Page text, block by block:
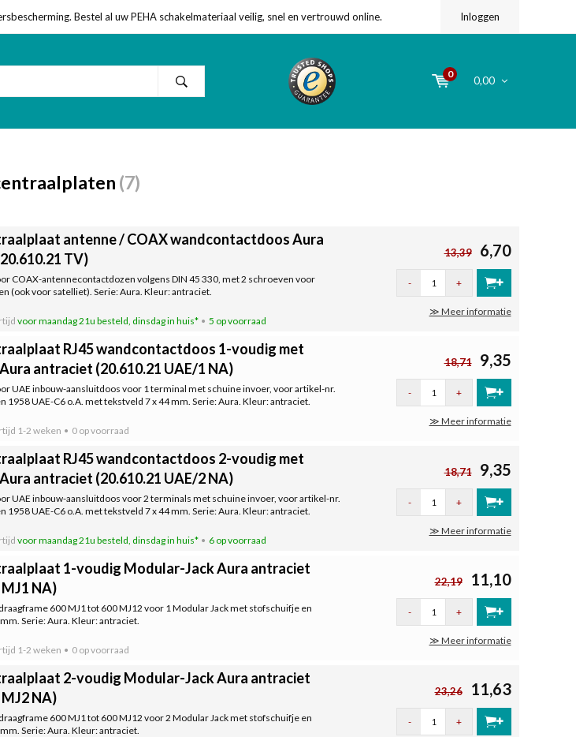
Bestel al uw PEHA schakelmateriaal veilig, snel en vertrouwd online. Inloggen
0
0,00
(7)
antenne / COAX wandcontactdoos Aura
TV)
COAX-antennecontactdozen volgens DIN 45 330, met 2 schroeven voor
(ook voor satelliet). Serie: Aura. Kleur: antraciet.
voor maandag 21u besteld, dinsdag in huis* 5 op voorraad
13,39 6,70
- +
≫ Meer informatie
RJ45 wandcontactdoos 1-voudig met
antraciet (20.610.21 UAE/1 NA)
UAE inbouw-aansluitdoos voor 1 terminal met schuine invoer, voor artikel-nr.
1958 UAE-C6 o.A. met tekstveld 7 x 44 mm. Serie: Aura. Kleur: antraciet.
1-2 weken 0 op voorraad
18,71 9,35
- +
≫ Meer informatie
RJ45 wandcontactdoos 2-voudig met
antraciet (20.610.21 UAE/2 NA)
UAE inbouw-aansluitdoos voor 2 terminals met schuine invoer, voor artikel-nr.
1958 UAE-C6 o.A. met tekstveld 7 x 44 mm. Serie: Aura. Kleur: antraciet.
voor maandag 21u besteld, dinsdag in huis* 6 op voorraad
18,71 9,35
- +
≫ Meer informatie
1-voudig Modular-Jack Aura antraciet
NA)
600 MJ1 tot 600 MJ12 voor 1 Modular Jack met stofschuifje en
Serie: Aura. Kleur: antraciet.
1-2 weken 0 op voorraad
22,19 11,10
- +
≫ Meer informatie
2-voudig Modular-Jack Aura antraciet
NA)
600 MJ1 tot 600 MJ12 voor 2 Modular Jack met stofschuifje en
Serie: Aura. Kleur: antraciet.
23,26 11,63
- +